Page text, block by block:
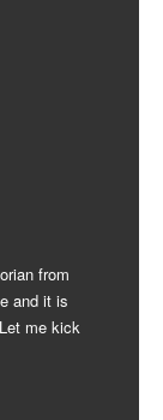
from
and it is
me kick